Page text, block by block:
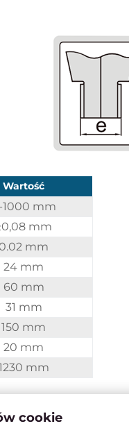
Wartość
1000 mm
mm
0.02 mm
24 mm
60 mm
31 mm
150 mm
20 mm
mm
cookie